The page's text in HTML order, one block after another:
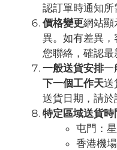
認訂單時通知所
價格變更網站顯
異。如有差異
您聯絡，確認最
一般送貨安排一
下一個工作天送
送貨日期，請於
特定區域送貨時
屯門：
香港機